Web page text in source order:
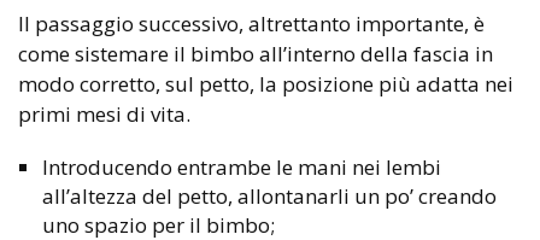
Il passaggio successivo, altrettanto importante, è
come sistemare il bimbo all’interno della fascia in
modo corretto, sul petto, la posizione più adatta nei
primi mesi di vita.
Introducendo entrambe le mani nei lembi
all’altezza del petto, allontanarli un po’ creando
uno spazio per il bimbo;